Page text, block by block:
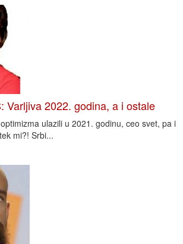
Varljiva 2022. godina, a i ostale
ulazili u 2021. godinu, ceo svet, pa i
mi?! Srbi...